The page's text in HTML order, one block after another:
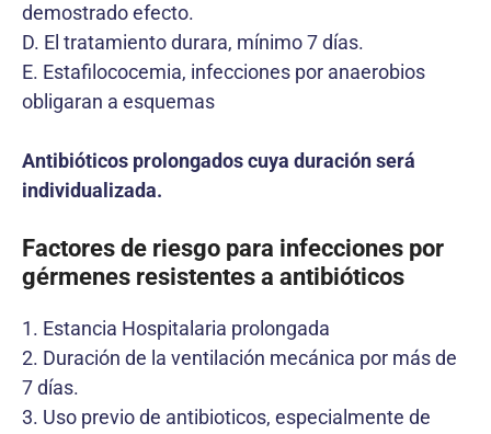
demostrado efecto.
D. El tratamiento durara, mínimo 7 días.
E. Estafilococemia, infecciones por anaerobios
obligaran a esquemas
Antibióticos prolongados cuya duración será
individualizada.
Factores de riesgo para infecciones por
gérmenes resistentes a antibióticos
1. Estancia Hospitalaria prolongada
2. Duración de la ventilación mecánica por más de
7 días.
3. Uso previo de antibioticos, especialmente de